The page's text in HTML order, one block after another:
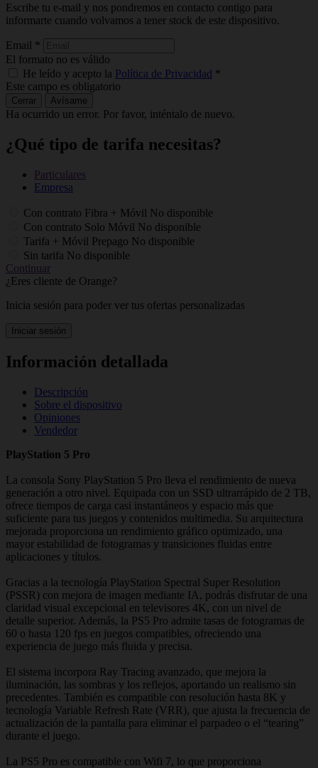
Escribe tu e-mail y nos pondremos en contacto contigo para
informarte cuando volvamos a tener stock de este dispositivo.
Email *
El formato no es válido
He leído y acepto la Política de Privacidad *
Este campo es obligatorio
Cerrar Avísame
Ha ocurrido un error. Por favor, inténtalo de nuevo.
¿Qué tipo de tarifa necesitas?
Particulares
Empresa
Con contrato Fibra + Móvil No disponible
Con contrato Solo Móvil No disponible
Tarifa + Móvil Prepago No disponible
Sin tarifa No disponible
Continuar
¿Eres cliente de Orange?
Inicia sesión para poder ver tus ofertas personalizadas
Iniciar sesión
Información detallada
Descripción
Sobre el dispositivo
Opiniones
Vendedor
PlayStation 5 Pro
La consola Sony PlayStation 5 Pro lleva el rendimiento de nueva
generación a otro nivel. Equipada con un SSD ultrarrápido de 2 TB,
ofrece tiempos de carga casi instantáneos y espacio más que
suficiente para tus juegos y contenidos multimedia. Su arquitectura
mejorada proporciona un rendimiento gráfico optimizado, una
mayor estabilidad de fotogramas y transiciones fluidas entre
aplicaciones y títulos.
Gracias a la tecnología PlayStation Spectral Super Resolution
(PSSR) con mejora de imagen mediante IA, podrás disfrutar de una
claridad visual excepcional en televisores 4K, con un nivel de
detalle superior. Además, la PS5 Pro admite tasas de fotogramas de
60 o hasta 120 fps en juegos compatibles, ofreciendo una
experiencia de juego más fluida y precisa.
El sistema incorpora Ray Tracing avanzado, que mejora la
iluminación, las sombras y los reflejos, aportando un realismo sin
precedentes. También es compatible con resolución hasta 8K y
tecnología Variable Refresh Rate (VRR), que ajusta la frecuencia de
actualización de la pantalla para eliminar el parpadeo o el “tearing”
durante el juego.
La PS5 Pro es compatible con Wifi 7, lo que proporciona